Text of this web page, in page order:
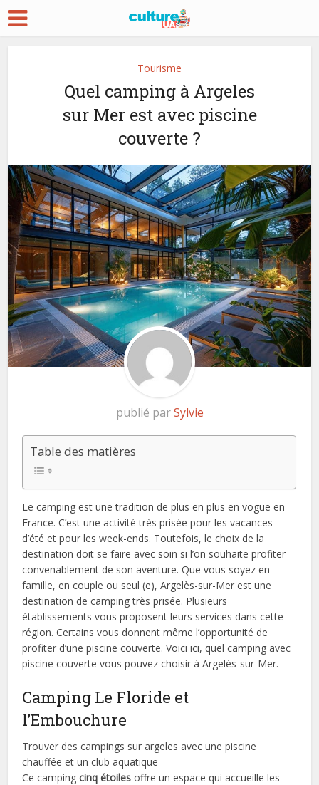
Tourisme
Quel camping à Argeles
sur Mer est avec piscine
couverte ?
publié parSylvie
Table des matières
Le camping est une tradition de plus en plus en vogue en
France. C’est une activité très prisée pour les vacances
d’été et pour les week-ends. Toutefois, le choix de la
destination doit se faire avec soin si l’on souhaite profiter
convenablement de son aventure. Que vous soyez en
famille, en couple ou seul (e), Argelès-sur-Mer est une
destination de camping très prisée. Plusieurs
établissements vous proposent leurs services dans cette
région. Certains vous donnent même l’opportunité de
profiter d’une piscine couverte. Voici ici, quel camping avec
piscine couverte vous pouvez choisir à Argelès-sur-Mer.
Camping Le Floride et
l’Embouchure
Trouver des campings sur argeles avec une piscine
chauffée et un club aquatique
Ce campingcinq étoiles offre un espace qui accueille les